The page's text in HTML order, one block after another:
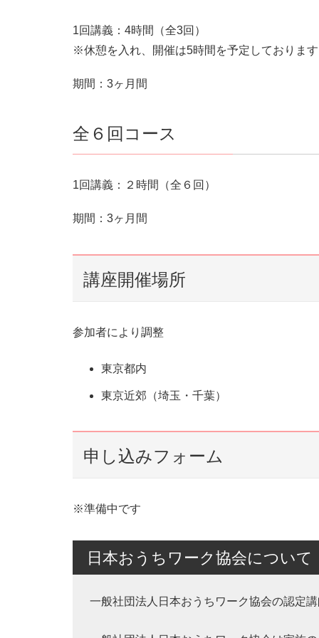
1回講義：4時間（全3回）
※休憩を入れ、開催は5時間を予定しておりま
期間：3ヶ月間
全６回コース
1回講義：２時間（全６回）
期間：3ヶ月間
講座開催場所
参加者により調整
東京都内
東京近郊（埼玉・千葉）
申し込みフォーム
※準備中です
日本おうちワーク協会について
一般社団法人日本おうちワーク協会の認定